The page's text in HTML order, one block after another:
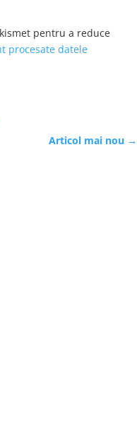
pentru a reduce
procesate datele
Articol mai nou →